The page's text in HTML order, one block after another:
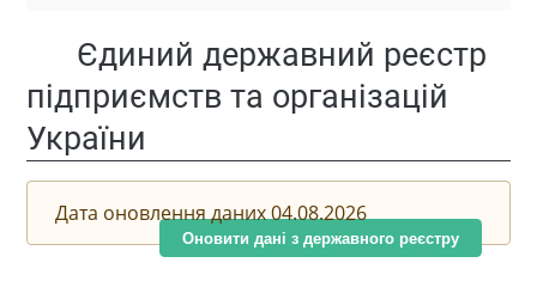
Єдиний державний реєстр
підприємств та організацій
України
Дата оновлення даних 04.08.2026
Оновити дані з державного реєстру